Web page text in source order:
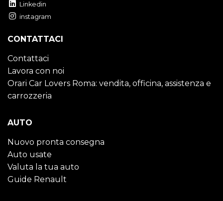
Linkedin
instagram
CONTATTACI
Contattaci
Lavora con noi
Orari Car Lovers Roma: vendita, officina, assistenza e
carrozzeria
AUTO
Nuovo pronta consegna
Auto usate
Valuta la tua auto
Guide Renault